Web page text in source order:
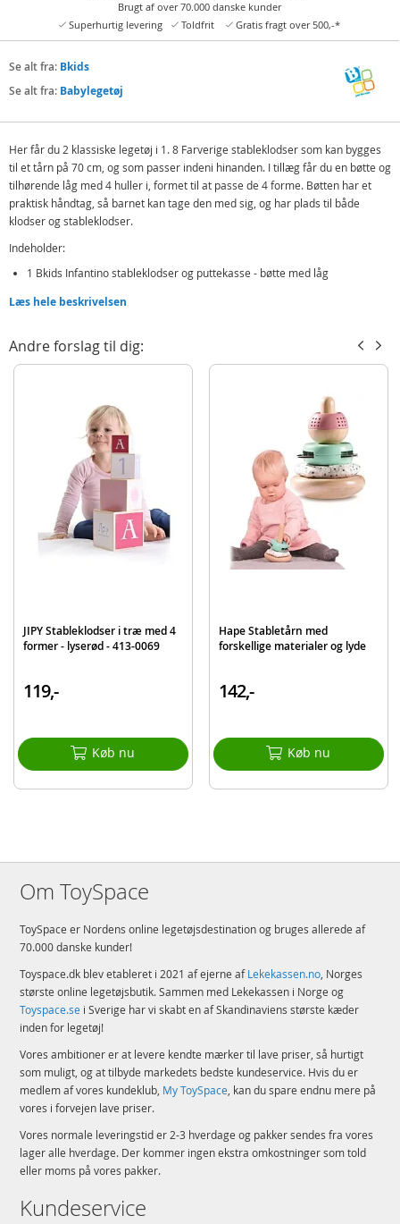
Brugt af over 70.000 danske kunder
Superhurtig levering
Toldfrit Gratis fragt over 500,-*
Se alt fra: Bkids
Se alt fra: Babylegetøj
Her får du 2 klassiske legetøj i 1. 8 Farverige stableklodser som kan bygges
til et tårn på 70 cm, og som passer indeni hinanden. I tillæg får du en bøtte og
tilhørende låg med 4 huller i, formet til at passe de 4 forme. Bøtten har et
praktisk håndtag, så barnet kan tage den med sig, og har plads til både
klodser og stableklodser.
Indeholder:
1 Bkids Infantino stableklodser og puttekasse - bøtte med låg
8 stableklodser
Detaljer:
Læs hele beskrivelsen
Andre forslag til dig:
JIPY Stableklodser i træ med 4
former - lyserød - 413-0069
119,-
Køb nu
Hape Stabletårn med
forskellige materialer og lyde
142,-
Køb nu
Om ToySpace
ToySpace er Nordens online legetøjsdestination og bruges allerede af
70.000 danske kunder!
Toyspace.dk blev etableret i 2021 af ejerne afLekekassen.no, Norges
største online legetøjsbutik. Sammen med Lekekassen i Norge og
Toyspace.se i Sverige har vi skabt en af Skandinaviens største kæder
inden for legetøj!
Vores ambitioner er at levere kendte mærker til lave priser, så hurtigt
som muligt, og at tilbyde markedets bedste kundeservice. Hvis du er
medlem af vores kundeklub, My ToySpace, kan du spare endnu mere på
vores i forvejen lave priser.
Vores normale leveringstid er 2-3 hverdage og pakker sendes fra vores
lager alle hverdage. Der kommer ingen ekstra omkostninger som told
eller moms på vores pakker.
Kundeservice